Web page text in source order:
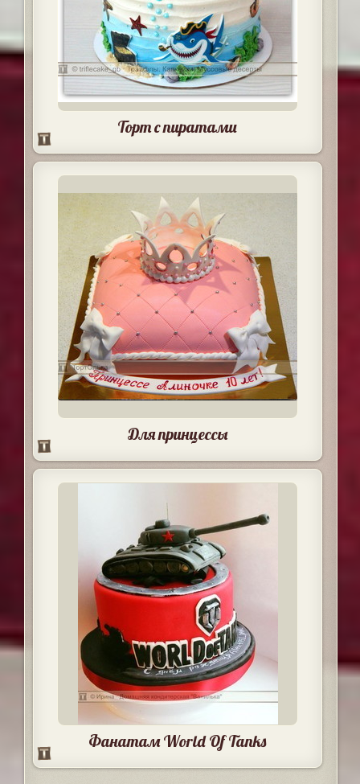
Торт с пиратами
Для принцессы
Фанатам World Of Tanks